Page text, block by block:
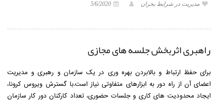
5/6/2020 مدیریت در شرایط بحران
راهبری اثربخش جلسه های مجازی
برای حفظ ارتباط و بالابردن بهره وری در یک سازمان و رهبری و مدیریت
اعضای آن از راه دور به ابزارهای متفاوتی نیاز است.با گسترش ویروس کرونا،
ایجاد محدودیت های کاری و جلسات حضوری، تعداد کارکنان دور کار سازمان